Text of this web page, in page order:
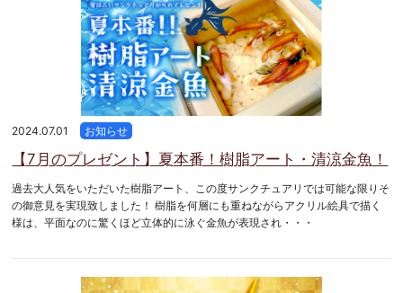
2024.07.01 お知らせ
【7月のプレゼント】夏本番！樹脂アート・清涼金魚！
過去大人気をいただいた樹脂アート、この度サンクチュアリでは可能な限りそ
の御意見を実現致しました！ 樹脂を何層にも重ねながらアクリル絵具で描く
様は、平面なのに驚くほど立体的に泳ぐ金魚が表現され・・・